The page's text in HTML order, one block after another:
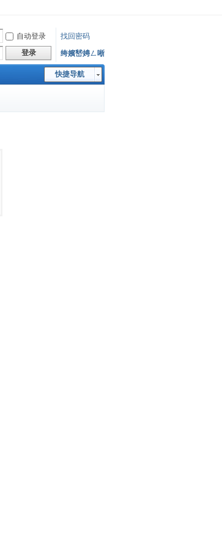
自动登录
找回密码
登录 绔嬪嵆娉ㄥ唽
快捷导航